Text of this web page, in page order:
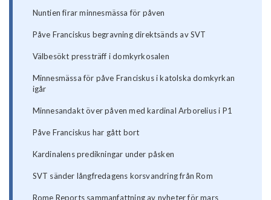
Nuntien firar minnesmässa för påven
Påve Franciskus begravning direktsänds av SVT
Välbesökt pressträff i domkyrkosalen
Minnesmässa för påve Franciskus i katolska domkyrkan
igår
Minnesandakt över påven med kardinal Arborelius i P1
Påve Franciskus har gått bort
Kardinalens predikningar under påsken
SVT sänder långfredagens korsvandring från Rom
Rome Reports sammanfattning av nyheter för mars